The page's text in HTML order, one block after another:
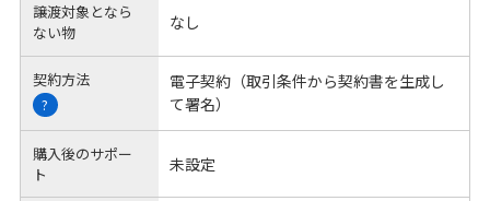
譲渡対象となら
ない物
なし
契約方法
?
電子契約（取引条件から契約書を生成し
て署名）
購入後のサポー
ト
未設定